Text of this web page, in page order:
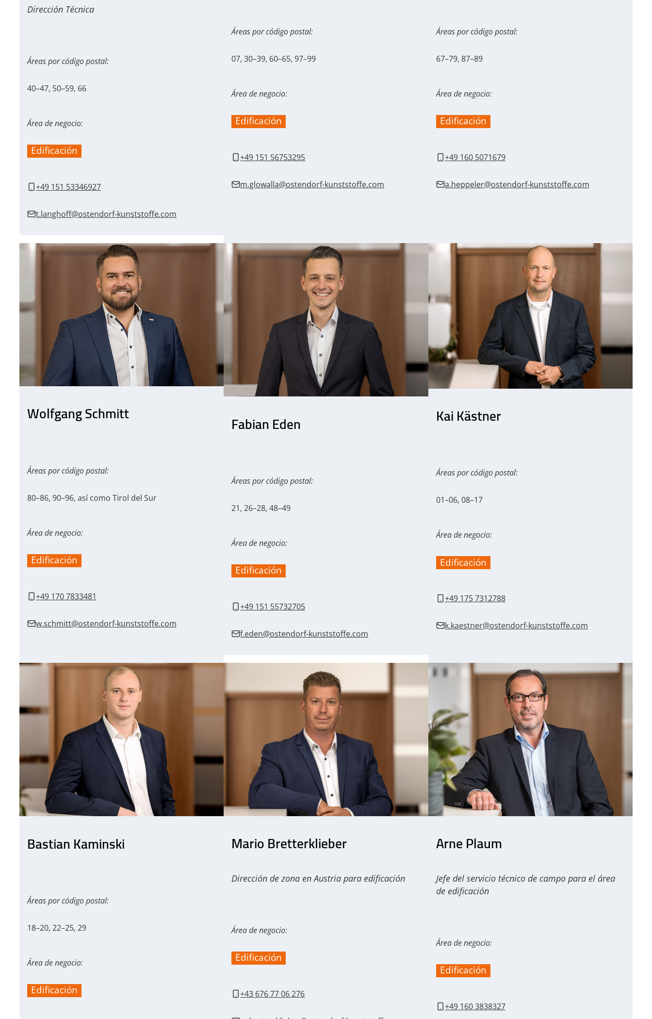
Dirección Técnica
Áreas por código postal:
40–47, 50–59, 66
Área de negocio:
Edificación
+49 151 53346927
t.langhoff@ostendorf-kunststoffe.com
Áreas por código postal:
07, 30–39, 60–65, 97–99
Área de negocio:
Edificación
+49 151 56753295
m.glowalla@ostendorf-kunststoffe.com
Áreas por código postal:
67–79, 87–89
Área de negocio:
Edificación
+49 160 5071679
a.heppeler@ostendorf-kunststoffe.com
Wolfgang Schmitt
Áreas por código postal:
80–86, 90–96, así como Tirol del Sur
Área de negocio:
Edificación
+49 170 7833481
w.schmitt@ostendorf-kunststoffe.com
Fabian Eden
Áreas por código postal:
21, 26–28, 48–49
Área de negocio:
Edificación
+49 151 55732705
f.eden@ostendorf-kunststoffe.com
Kai Kästner
Áreas por código postal:
01–06, 08–17
Área de negocio:
Edificación
+49 175 7312788
k.kaestner@ostendorf-kunststoffe.com
Bastian Kaminski
Áreas por código postal:
18–20, 22–25, 29
Área de negocio:
Edificación
Mario Bretterklieber
Dirección de zona en Austria para edificación
Área de negocio:
Edificación
+43 676 77 06 276
Arne Plaum
Jefe del servicio técnico de campo para el área
de edificación
Área de negocio:
Edificación
+49 160 3838327